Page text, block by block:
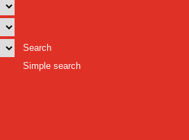
Search
Simple search